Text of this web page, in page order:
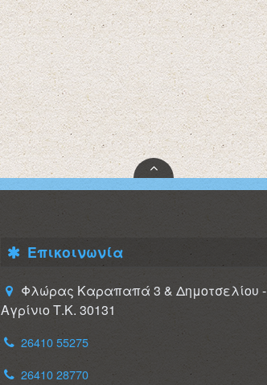
Επικοινωνία
Φλώρας Καραπαπά 3 & Δημοτσελίου -
Αγρίνιο Τ.Κ. 30131
26410 55275
26410 28770